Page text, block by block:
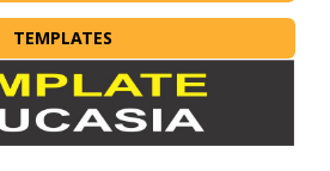
TEMPLATES